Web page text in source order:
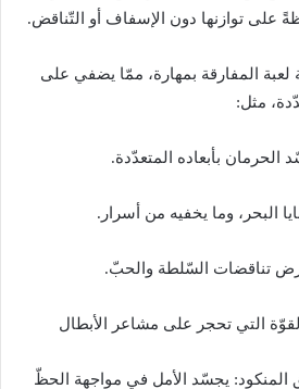
على توازنها دون الإسفاف أو التّناقض.
لعبة المفارقة بمهارة، ممّا يضفي على
مثل:
الحرمان بأبعاده المتعدّدة.
البحر، وما يخفيه من أسرار .
تناقضات السّلطة والحبّ.
التي تحجر على مشاعر الأبطال
المنكود: يجسّد الأمل في مواجهة الحظّ